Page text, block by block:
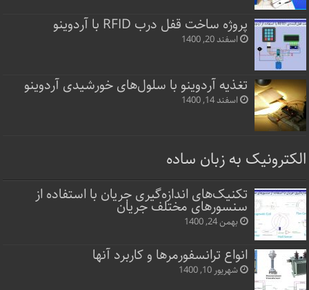
پروژه ساخت قفل‌ درب RFID با آردوینو
اسفند 20, 1400
تغذیه آردوینو با سلول‌های خورشیدی آردوینو
اسفند 14, 1400
الکترونیک به زبان ساده
تکنیک‌های اندازه‌گیری جریان با استفاده از
سنسورهای مختلف جریان
بهمن 24, 1400
انواع ترانسفورمرها و کاربرد آنها
شهریور 10, 1400